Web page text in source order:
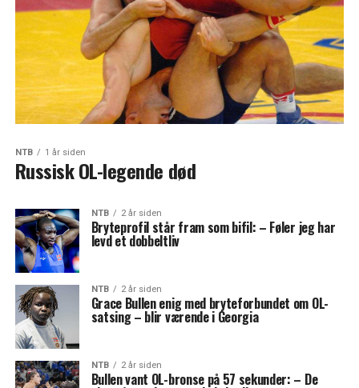
NTB 1 år siden
Russisk OL-legende død
NTB 2 år siden
Bryteprofil står fram som bifil: – Føler jeg har
levd et dobbeltliv
NTB 2 år siden
Grace Bullen enig med bryteforbundet om OL-
satsing – blir værende i Georgia
NTB 2 år siden
Bullen vant OL-bronse på 57 sekunder: – De